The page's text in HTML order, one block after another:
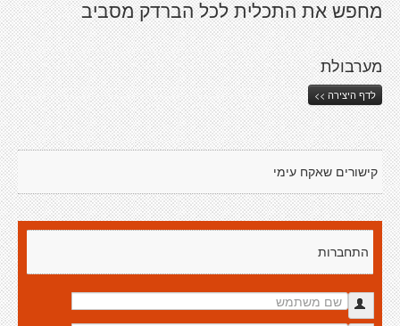
מחפש את התכלית לכל הברדק מסביב
מערבולת
לדף היצירה >>
קישורים שאקח עימי
התחברות